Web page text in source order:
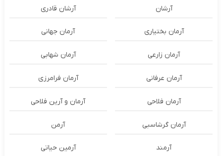
آرشان آرشان قادری
آرمان بختیاری آرمان جهانی
آرمان زارعی آرمان شهابی
آرمان عرفانی آرمان فرامرزی
آرمان فلاحی آرمان و آرین فلاحی
آرمان گرشاسبی آرمن
آرمند آرمین حیاتی